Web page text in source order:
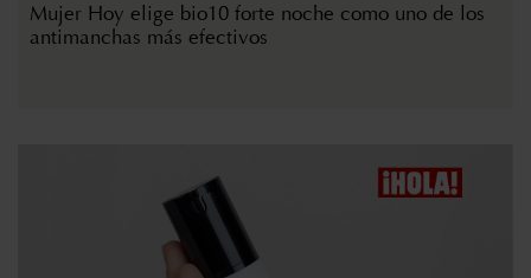
Mujer Hoy elige bio10 forte noche como uno de los
antimanchas más efectivos